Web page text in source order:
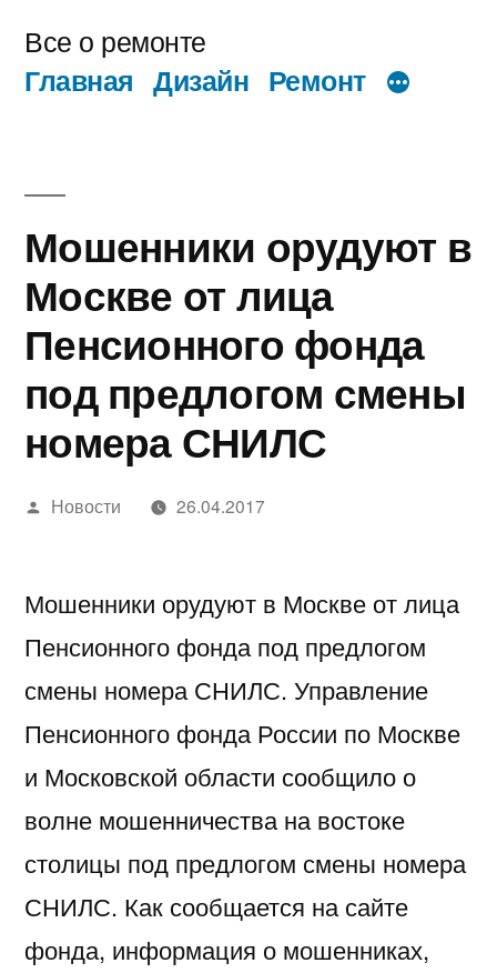
содержимому
Все о ремонте
Главная Дизайн Ремонт
Мошенники орудуют в
Москве от лица
Пенсионного фонда
под предлогом смены
номера СНИЛС
Написано
Новости 26.04.2017
Мошенники орудуют в Москве от лица
Пенсионного фонда под предлогом
смены номера СНИЛС. Управление
Пенсионного фонда России по Москве
и Московской области сообщило о
волне мошенничества на востоке
столицы под предлогом смены номера
СНИЛС. Как сообщается на сайте
фонда, информация о мошенниках,